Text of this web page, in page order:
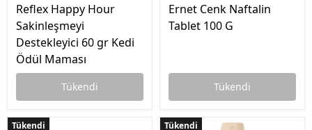
Reflex Happy Hour
Sakinleşmeyi
Destekleyici 60 gr Kedi
Ödül Maması
Tükendi
Ernet Cenk Naftalin
Tablet 100 G
Tükendi
Tükendi
Tükendi Tükendi
Tükendi